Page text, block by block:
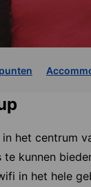
het centrum
kunnen
in het hele